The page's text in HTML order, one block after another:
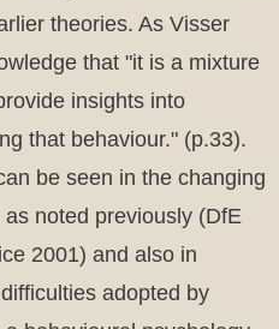
theories. As Visser
that "it is a mixture
insights into
that behaviour." (p.33).
be seen in the changing
noted previously (DfE
2001) and also in
adopted by